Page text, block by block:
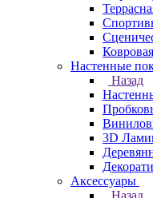
Настенные
Назад
3D
Аксессуары
Назад